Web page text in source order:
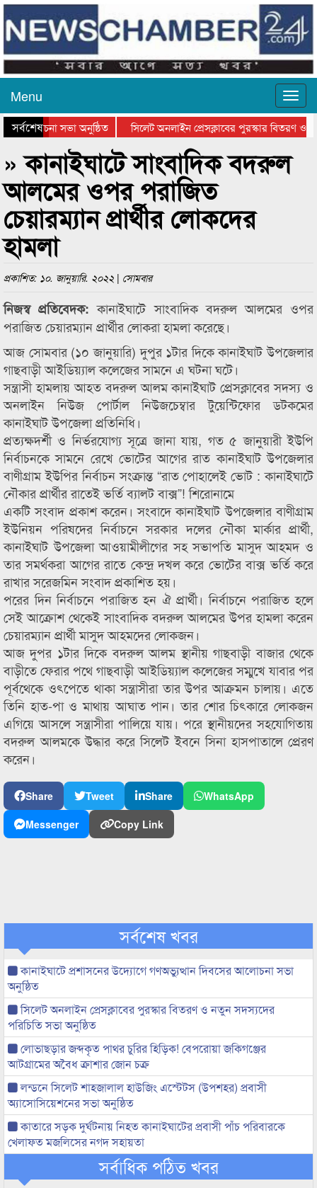
Menu
সর্বশেষ
আলোচনা সভা অনুষ্ঠিত
সিলেট অনলাইন প্রেসক্লাবের পুরস্কার বিতরণ ও
ও সম্মাননা প্রদান
কানাইঘাটের কিশোর আহাদের খুনি সায়েমের
» কানাইঘাটে সাংবাদিক বদরুল
আলমের ওপর পরাজিত
চেয়ারম্যান প্রার্থীর লোকদের
হামলা
প্রকাশিত: ১০. জানুয়ারি. ২০২২ | সোমবার
নিজস্ব প্রতিবেদক: কানাইঘাটে সাংবাদিক বদরুল আলমের ওপর
পরাজিত চেয়ারম্যান প্রার্থীর লোকরা হামলা করেছে।
আজ সোমবার (১০ জানুয়ারি) দুপুর ১টার দিকে কানাইঘাট উপজেলার
গাছবাড়ী আইডিয়্যাল কলেজের সামনে এ ঘটনা ঘটে।
সন্ত্রাসী হামলায় আহত বদরুল আলম কানাইঘাট প্রেসক্লাবের সদস্য ও
অনলাইন নিউজ পোর্টাল নিউজচেম্বার টুয়েন্টিফোর ডটকমের
কানাইঘাট উপজেলা প্রতিনিধি।
প্রত্যক্ষদর্শী ও নির্ভরযোগ্য সূত্রে জানা যায়, গত ৫ জানুয়ারী ইউপি
নির্বাচনকে সামনে রেখে ভোটের আগের রাত কানাইঘাট উপজেলার
বাণীগ্রাম ইউপির নির্বাচন সংক্রান্ত “রাত পোহালেই ভোট : কানাইঘাটে
নৌকার প্রার্থীর রাতেই ভর্তি ব্যালট বাক্স”! শিরোনামে
একটি সংবাদ প্রকাশ করেন। সংবাদে কানাইঘাট উপজেলার বাণীগ্রাম
ইউনিয়ন পরিষদের নির্বাচনে সরকার দলের নৌকা মার্কার প্রার্থী,
কানাইঘাট উপজেলা আওয়ামীলীগের সহ সভাপতি মাসুদ আহমদ ও
তার সমর্থকরা আগের রাতে কেন্দ্র দখল করে ভোটের বাক্স ভর্তি করে
রাখার সরেজমিন সংবাদ প্রকাশিত হয়।
পরের দিন নির্বাচনে পরাজিত হন ঐ প্রার্থী। নির্বাচনে পরাজিত হলে
সেই আক্রোশ থেকেই সাংবাদিক বদরুল আলমের উপর হামলা করেন
চেয়ারম্যান প্রার্থী মাসুদ আহমদের লোকজন।
আজ দুপর ১টার দিকে বদরুল আলম স্থানীয় গাছবাড়ী বাজার থেকে
বাড়ীতে ফেরার পথে গাছবাড়ী আইডিয়্যাল কলেজের সম্মুখে যাবার পর
পূর্বথেকে ওৎপেতে থাকা সন্ত্রাসীরা তার উপর আক্রমন চালায়। এতে
তিনি হাত-পা ও মাথায় আঘাত পান। তার শোর চিৎকারে লোকজন
এগিয়ে আসলে সন্ত্রাসীরা পালিয়ে যায়। পরে স্থানীয়দের সহযোগিতায়
বদরুল আলমকে উদ্ধার করে সিলেট ইবনে সিনা হাসপাতালে প্রেরণ
করেন।
Share Tweet Share
WhatsApp
Messenger
Copy Link
সর্বশেষ খবর
কানাইঘাটে প্রশাসনের উদ্যোগে গণঅভ্যুত্থান দিবসের আলোচনা সভা
অনুষ্ঠিত
সিলেট অনলাইন প্রেসক্লাবের পুরস্কার বিতরণ ও নতুন সদস্যদের
পরিচিতি সভা অনুষ্ঠিত
লোভাছড়ার জব্দকৃত পাথর চুরির হিড়িক! বেপরোয়া জকিগঞ্জের
আটগ্রামের অবৈধ ক্রাশার জোন চক্র
লন্ডনে সিলেট শাহজালাল হাউজিং এস্টেটস (উপশহর) প্রবাসী
অ্যাসোসিয়েশনের সভা অনুষ্ঠিত
কাতারে সড়ক দুর্ঘটনায় নিহত কানাইঘাটের প্রবাসী পাঁচ পরিবারকে
খেলাফত মজলিসের নগদ সহায়তা
সর্বাধিক পঠিত খবর